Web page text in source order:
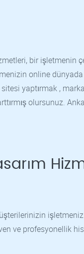
bir işletmenin
online
yaptırmak ,
olursunuz.
ve profesyonellik